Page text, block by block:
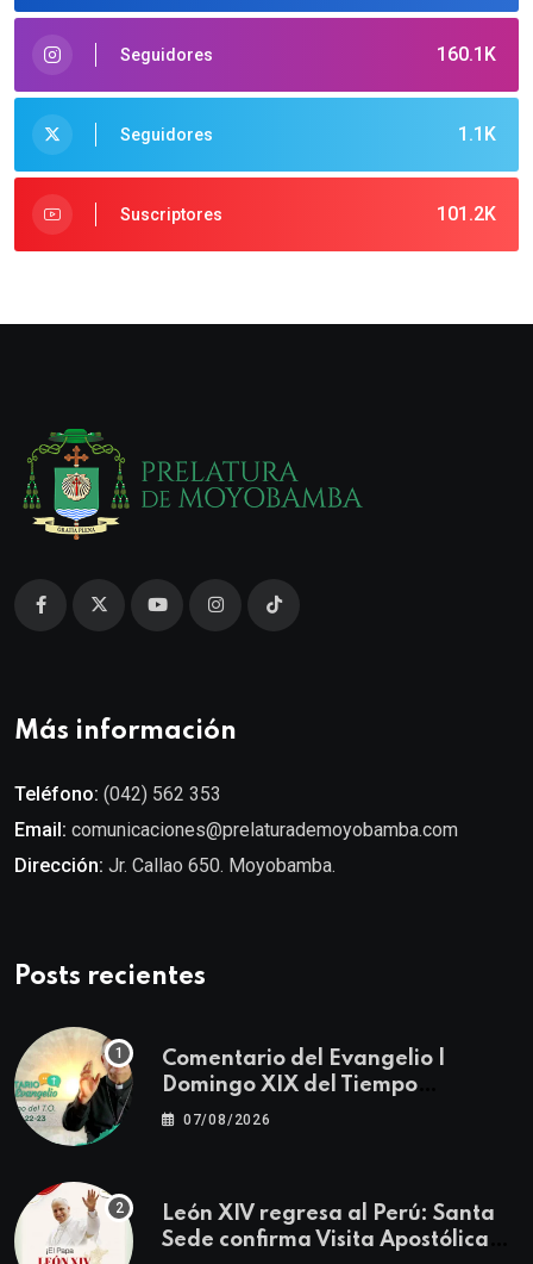
160.1K
Seguidores
1.1K
Seguidores
101.2K
Suscriptores
Más información
Teléfono: (042) 562 353
Email: comunicaciones@prelaturademoyobamba.com
Dirección: Jr. Callao 650. Moyobamba.
Posts recientes
Comentario del Evangelio |
Domingo XIX del Tiempo
Ordinario | Mateo 14, 22-23
07/08/2026
León XIV regresa al Perú: Santa
Sede confirma Visita Apostólica